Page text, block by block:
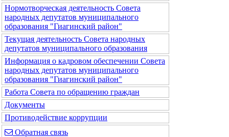
Нормотворческая деятельность Совета
народных депутатов муниципального
образования "Гиагинский район"
Текущая деятельность Совета народных
депутатов муниципального образования
Информация о кадровом обеспечении Совета
народных депутатов муниципального
образования "Гиагинский район"
Работа Совета по обращению граждан
Документы
Противодействие коррупции
Обратная связь